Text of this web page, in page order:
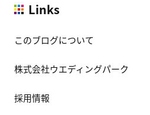
Links
このブログについて
株式会社ウエディングパーク
採用情報